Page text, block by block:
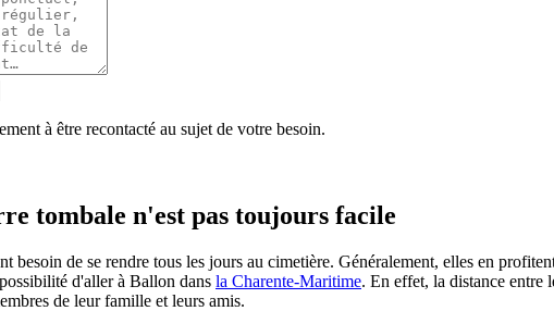
à être recontacté au sujet de votre besoin.
tombale n'est pas toujours facile
besoin de se rendre tous les jours au cimetière. Généralement, elles en
d'aller à Ballon dans la Charente-Maritime. En effet, la distance entre
de leur famille et leurs amis.